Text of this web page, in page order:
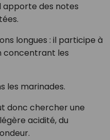
apporte des notes
longues : il participe à
concentrant les
les marinades.
donc chercher une
acidité, du